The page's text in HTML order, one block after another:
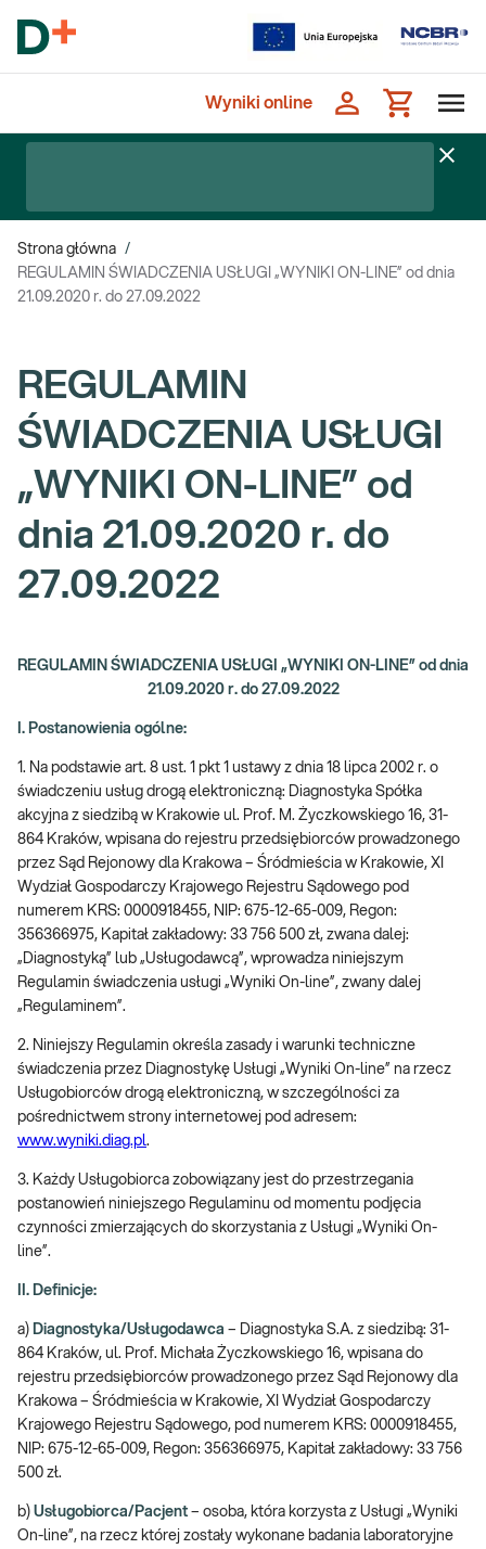
Wyniki online
Strona główna /
REGULAMIN ŚWIADCZENIA USŁUGI „WYNIKI ON-LINE” od dnia
21.09.2020 r. do 27.09.2022
REGULAMIN
ŚWIADCZENIA USŁUGI
„WYNIKI ON-LINE” od
dnia 21.09.2020 r. do
27.09.2022
REGULAMIN ŚWIADCZENIA USŁUGI „WYNIKI ON-LINE” od dnia
21.09.2020 r. do 27.09.2022
I. Postanowienia ogólne:
1. Na podstawie art. 8 ust. 1 pkt 1 ustawy z dnia 18 lipca 2002 r. o
świadczeniu usług drogą elektroniczną: Diagnostyka Spółka
akcyjna z siedzibą w Krakowie ul. Prof. M. Życzkowskiego 16, 31-
864 Kraków, wpisana do rejestru przedsiębiorców prowadzonego
przez Sąd Rejonowy dla Krakowa – Śródmieścia w Krakowie, XI
Wydział Gospodarczy Krajowego Rejestru Sądowego pod
numerem KRS: 0000918455, NIP: 675-12-65-009, Regon:
356366975, Kapitał zakładowy: 33 756 500 zł, zwana dalej:
„Diagnostyką” lub „Usługodawcą”, wprowadza niniejszym
Regulamin świadczenia usługi „Wyniki On-line”, zwany dalej
„Regulaminem”.
2. Niniejszy Regulamin określa zasady i warunki techniczne
świadczenia przez Diagnostykę Usługi „Wyniki On-line” na rzecz
Usługobiorców drogą elektroniczną, w szczególności za
pośrednictwem strony internetowej pod adresem:
www.wyniki.diag.pl.
3. Każdy Usługobiorca zobowiązany jest do przestrzegania
postanowień niniejszego Regulaminu od momentu podjęcia
czynności zmierzających do skorzystania z Usługi „Wyniki On-
line”.
II. Definicje:
a) Diagnostyka/Usługodawca – Diagnostyka S.A. z siedzibą: 31-
864 Kraków, ul. Prof. Michała Życzkowskiego 16, wpisana do
rejestru przedsiębiorców prowadzonego przez Sąd Rejonowy dla
Krakowa – Śródmieścia w Krakowie, XI Wydział Gospodarczy
Krajowego Rejestru Sądowego, pod numerem KRS: 0000918455,
NIP: 675-12-65-009, Regon: 356366975, Kapitał zakładowy: 33 756
500 zł.
b) Usługobiorca/Pacjent – osoba, która korzysta z Usługi „Wyniki
On-line”, na rzecz której zostały wykonane badania laboratoryjne